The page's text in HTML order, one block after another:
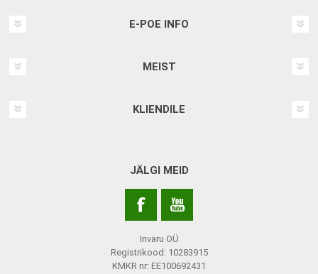
E-POE INFO
MEIST
KLIENDILE
JÄLGI MEID
Invaru OÜ
Registrikood: 10283915
KMKR nr: EE100692431